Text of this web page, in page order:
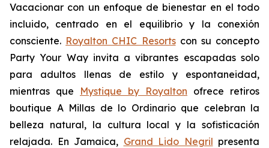
Vacacionar con un enfoque de bienestar en el todo
incluido, centrado en el equilibrio y la conexión
consciente. Royalton CHIC Resortscon su concepto
Party Your Wayinvita a vibrantes escapadas solo
para adultos llenas de estilo y espontaneidad,
mientras que Mystique by Royalton ofrece retiros
boutique A Millas de lo Ordinarioque celebran la
belleza natural, la cultura local y la sofisticación
relajada. En Jamaica, Grand Lido Negril presenta